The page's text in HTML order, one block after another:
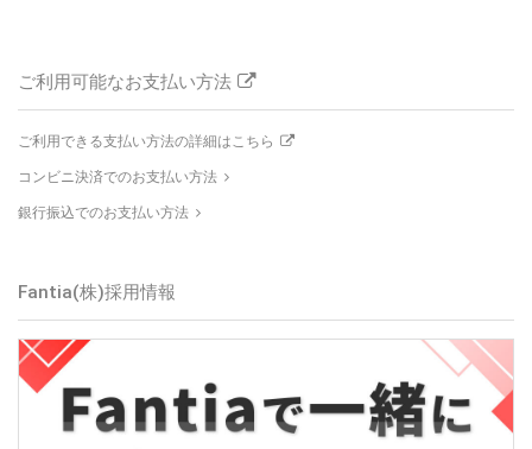
ご利用可能なお支払い方法
ご利用できる支払い方法の詳細はこちら
コンビニ決済でのお支払い方法
銀行振込でのお支払い方法
Fantia(株)採用情報